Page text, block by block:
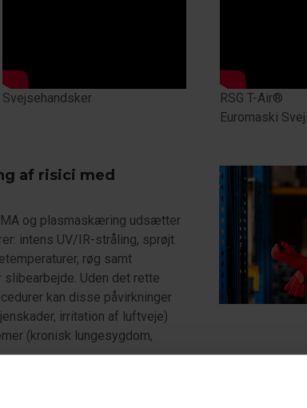
Svejsehandsker
RSG T-Air®
Euromaski
af risici med
og plasmaskæring udsætter
intens UV/IR-stråling, sprøjt
røg samt
Uden det rette
kan disse påvirkninger
irritation af luftveje)
(kronisk lungesygdom,